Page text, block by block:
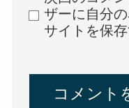
ザーに自分
サイトを保存